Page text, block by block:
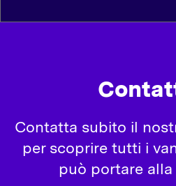
Contatta subito il
per scoprire tutti i
può portare